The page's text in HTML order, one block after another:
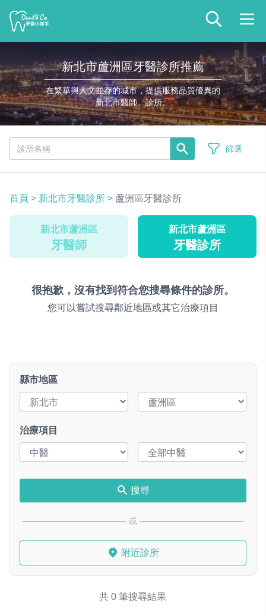
新北市蘆洲區牙醫診所推薦
在繁華與人文並存的城市，提供服務品質優異的
新北市醫師、診所。
篩選
首頁 > 新北市牙醫診所 > 蘆洲區牙醫診所
新北市蘆洲區
牙醫師
新北市蘆洲區
牙醫診所
很抱歉，沒有找到符合您搜尋條件的診所。
您可以嘗試搜尋鄰近地區或其它治療項目
縣市地區
治療項目
搜尋
或
附近診所
共 0 筆搜尋結果